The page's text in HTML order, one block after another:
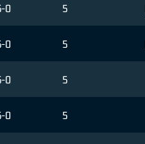
0 5
0 5
0 5
0 5